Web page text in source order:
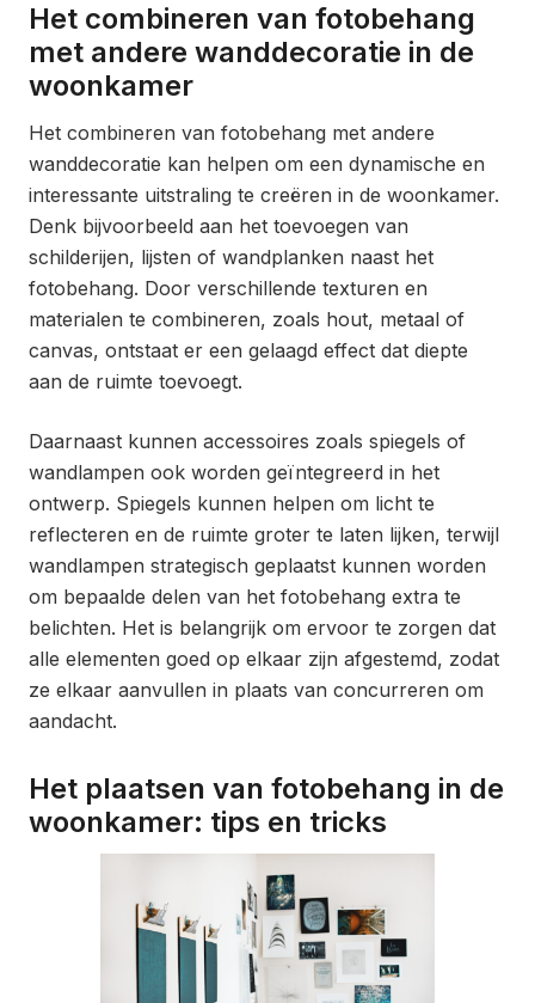
Het combineren van fotobehang
met andere wanddecoratie in de
woonkamer
Het combineren van fotobehang met andere
wanddecoratie kan helpen om een dynamische en
interessante uitstraling te creëren in de woonkamer.
Denk bijvoorbeeld aan het toevoegen van
schilderijen, lijsten of wandplanken naast het
fotobehang. Door verschillende texturen en
materialen te combineren, zoals hout, metaal of
canvas, ontstaat er een gelaagd effect dat diepte
aan de ruimte toevoegt.
Daarnaast kunnen accessoires zoals spiegels of
wandlampen ook worden geïntegreerd in het
ontwerp. Spiegels kunnen helpen om licht te
reflecteren en de ruimte groter te laten lijken, terwijl
wandlampen strategisch geplaatst kunnen worden
om bepaalde delen van het fotobehang extra te
belichten. Het is belangrijk om ervoor te zorgen dat
alle elementen goed op elkaar zijn afgestemd, zodat
ze elkaar aanvullen in plaats van concurreren om
aandacht.
Het plaatsen van fotobehang in de
woonkamer: tips en tricks